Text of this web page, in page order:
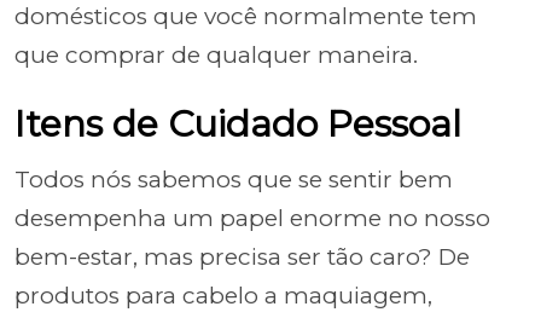
domésticos que você normalmente tem
que comprar de qualquer maneira.
Itens de Cuidado Pessoal
Todos nós sabemos que se sentir bem
desempenha um papel enorme no nosso
bem-estar, mas precisa ser tão caro? De
produtos para cabelo a maquiagem,